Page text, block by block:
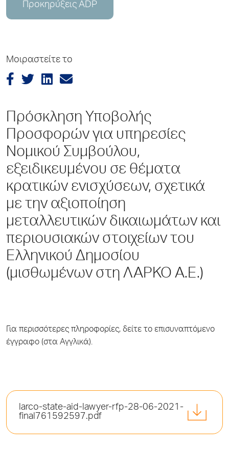
Προκηρύξεις ADP
Μοιραστείτε το
Πρόσκληση Υποβολής
Προσφορών για υπηρεσίες
Νομικού Συμβούλου,
εξειδικευμένου σε θέματα
κρατικών ενισχύσεων, σχετικά
με την αξιοποίηση
μεταλλευτικών δικαιωμάτων και
περιουσιακών στοιχείων του
Ελληνικού Δημοσίου
(μισθωμένων στη ΛΑΡΚΟ Α.Ε.)
Για περισσότερες πληροφορίες, δείτε το επισυναπτόμενο
έγγραφο (στα Αγγλικά).
larco-state-aid-lawyer-rfp-28-06-2021-
final761592597.pdf